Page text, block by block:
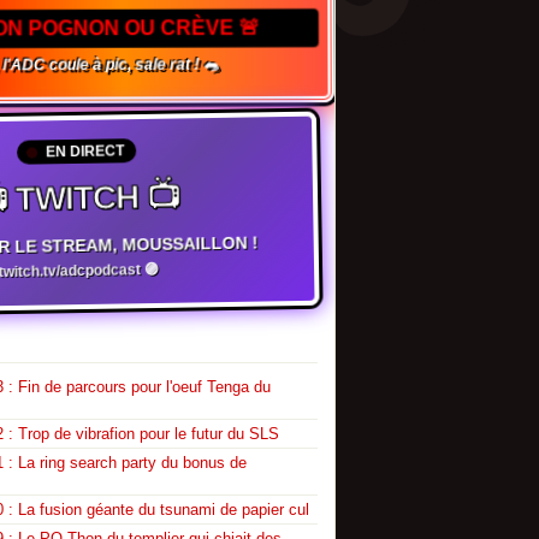
POGNON OU CRÈVE 🚨
coule à pic, sale rat ! 🐀
EN DIRECT
TWITCH 📺
LE STREAM, MOUSSAILLON !
adcpodcast 🟣
: Fin de parcours pour l'oeuf Tenga du
: Trop de vibrafion pour le futur du SLS
: La ring search party du bonus de
: La fusion géante du tsunami de papier cul